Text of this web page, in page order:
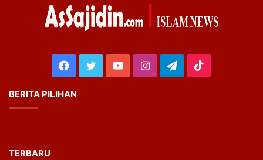
Facebook
TwitterYouTubeInstagram
Telegram
BERITA PILIHAN
TERBARU